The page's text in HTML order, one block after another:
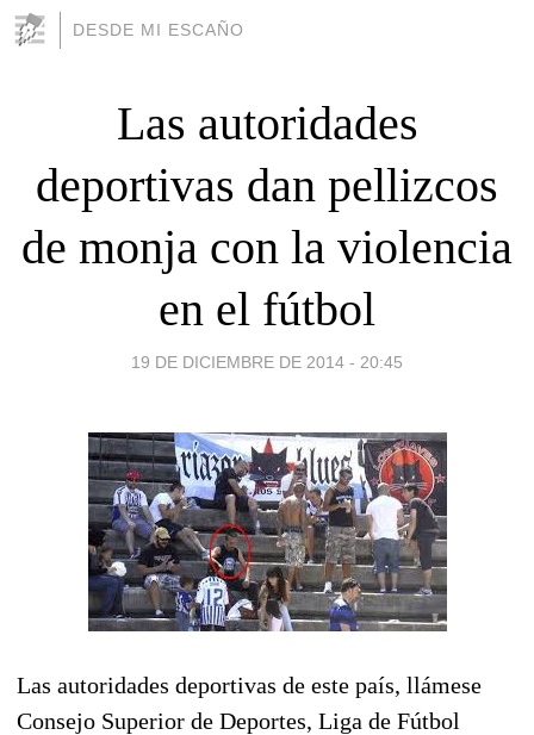
DESDE MI ESCAÑO
Las autoridades
deportivas dan pellizcos
de monja con la violencia
en el fútbol
19 DE DICIEMBRE DE 2014 - 20:45
Las autoridades deportivas de este país, llámese
Consejo Superior de Deportes, Liga de Fútbol